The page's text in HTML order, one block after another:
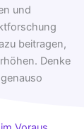
und
beitragen,
Denke